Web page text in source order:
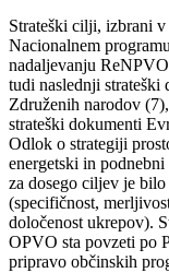
Strateški cilji, izbrani
Nacionalnem
nadaljevanju
tudi naslednji strateški
Združenih narodov
strateški dokumenti
Odlok o strategiji
energetski in
za dosego ciljev je
(specifičnost,
določenost ukrepov).
OPVO sta povzeti po
pripravo občinskih